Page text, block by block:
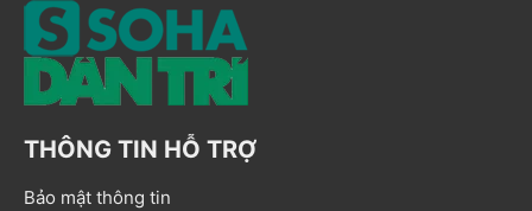
THÔNG TIN HỖ TRỢ
Bảo mật thông tin